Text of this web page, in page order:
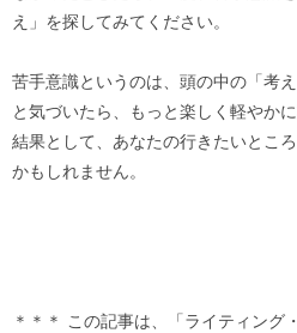
え」を探してみてください。
苦手意識というのは、頭の中の「考
と気づいたら、もっと楽しく軽やか
結果として、あなたの行きたいとこ
かもしれません。
＊＊＊ この記事は、「ライティング